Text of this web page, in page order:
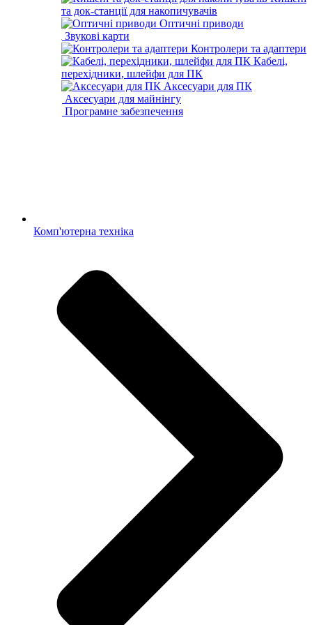
та док-станції для накопичувачів
Оптичні приводи
Звукові карти
Контролери та адаптери
Кабелі,
перехідники, шлейфи для ПК
Аксесуари для ПК
Аксесуари для майнінгу
Програмне забезпечення
Комп'ютерна техніка